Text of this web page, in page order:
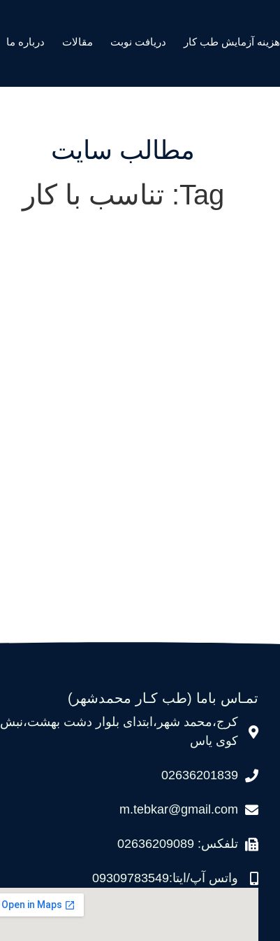
هزینه آزمایش طب کار دریافت نوبت مقالات درباره ما
مطالب سایت
Tag: تناسب با کار
تمـاس باما (طب کـار محمدشهر)
کرج،محمد شهر،ابتدای بلوار دشت بهشت،نبش
کوی یاس
02636201839
m.tebkar@gmail.com
تلفکس: 02636209089
واتس آپ/ایتا:09309783549